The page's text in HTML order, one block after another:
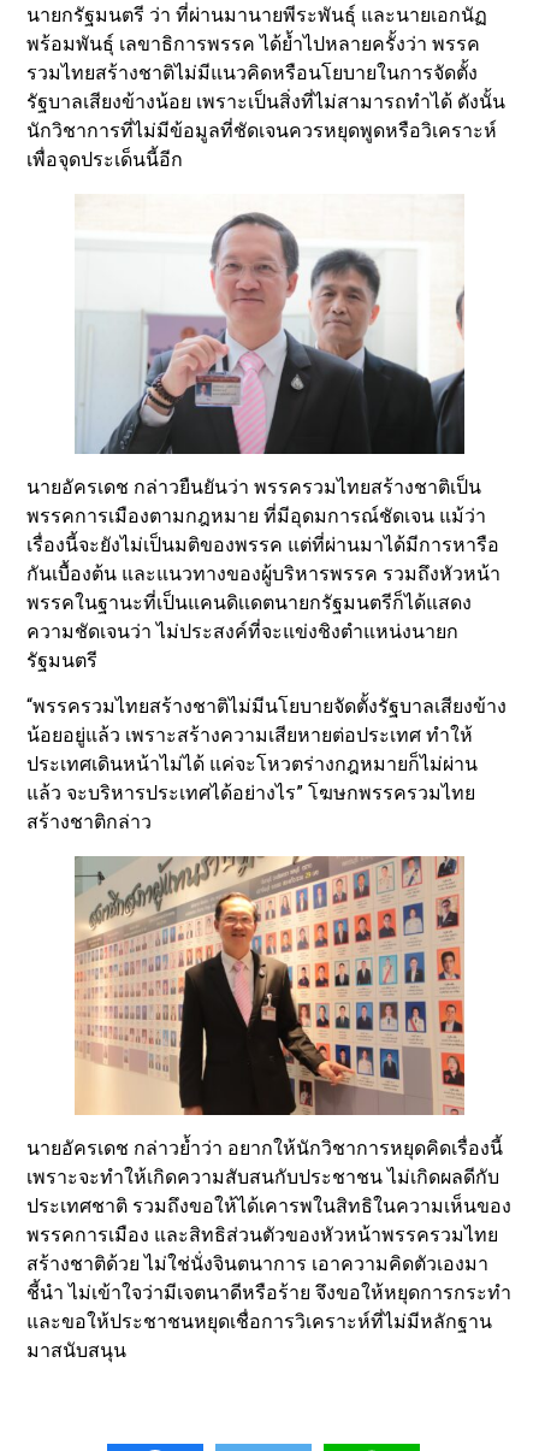
นายกรัฐมนตรี ว่า ที่ผ่านมานายพีระพันธุ์ และนายเอกนัฏ
พร้อมพันธุ์ เลขาธิการพรรค ได้ย้ำไปหลายครั้งว่า พรรค
รวมไทยสร้างชาติไม่มีแนวคิดหรือนโยบายในการจัดตั้ง
รัฐบาลเสียงข้างน้อย เพราะเป็นสิ่งที่ไม่สามารถทำได้ ดังนั้น
นักวิชาการที่ไม่มีข้อมูลที่ชัดเจนควรหยุดพูดหรือวิเคราะห์
เพื่อจุดประเด็นนี้อีก
นายอัครเดช กล่าวยืนยันว่า พรรครวมไทยสร้างชาติเป็น
พรรคการเมืองตามกฎหมาย ที่มีอุดมการณ์ชัดเจน แม้ว่า
เรื่องนี้จะยังไม่เป็นมติของพรรค แต่ที่ผ่านมาได้มีการหารือ
กันเบื้องต้น และแนวทางของผู้บริหารพรรค รวมถึงหัวหน้า
พรรคในฐานะที่เป็นแคนดิเเดตนายกรัฐมนตรีก็ได้แสดง
ความชัดเจนว่า ไม่ประสงค์ที่จะแข่งชิงตำแหน่งนายก
รัฐมนตรี
“พรรครวมไทยสร้างชาติไม่มีนโยบายจัดตั้งรัฐบาลเสียงข้าง
น้อยอยู่แล้ว เพราะสร้างความเสียหายต่อประเทศ ทำให้
ประเทศเดินหน้าไม่ได้ แค่จะโหวตร่างกฎหมายก็ไม่ผ่าน
แล้ว จะบริหารประเทศได้อย่างไร” โฆษกพรรครวมไทย
สร้างชาติกล่าว
นายอัครเดช กล่าวย้ำว่า อยากให้นักวิชาการหยุดคิดเรื่องนี้
เพราะจะทำให้เกิดความสับสนกับประชาชน ไม่เกิดผลดีกับ
ประเทศชาติ รวมถึงขอให้ได้เคารพในสิทธิในความเห็นของ
พรรคการเมือง และสิทธิส่วนตัวของหัวหน้าพรรครวมไทย
สร้างชาติด้วย ไม่ใช่นั่งจินตนาการ เอาความคิดตัวเองมา
ชี้นำ ไม่เข้าใจว่ามีเจตนาดีหรือร้าย จึงขอให้หยุดการกระทำ
และขอให้ประชาชนหยุดเชื่อการวิเคราะห์ที่ไม่มีหลักฐาน
มาสนับสนุน